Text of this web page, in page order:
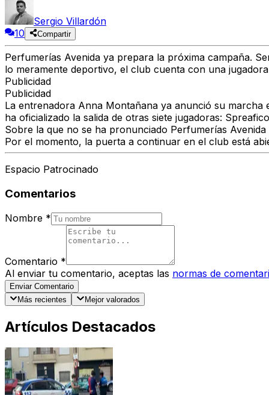
Sergio Villardón
10
Compartir
Perfumerías Avenida ya prepara la próxima campaña.
lo meramente deportivo, el club cuenta con una
Publicidad
Publicidad
La entrenadora Anna Montañana ya anunció su marcha
ha oficializado la salida de otras siete jugadoras:
Sobre la que no se ha pronunciado Perfumerías
Por el momento, la puerta a continuar en el club está
Espacio Patrocinado
Comentarios
Nombre *
Comentario *
Al enviar tu comentario, aceptas las normas de
Enviar Comentario
Más recientes
Mejor valorados
Artículos Destacados